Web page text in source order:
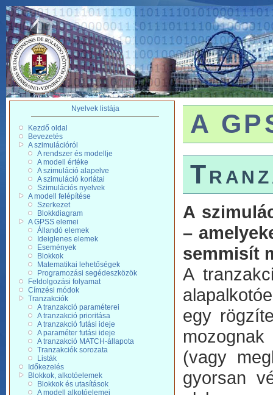
Nyelvek listája
Kezdő oldal
Bevezetés
A szimulációról
A rendszer és modellje
A modell értéke
A szimuláció alapelve
A szimuláció korlátai
Szimulációs nyelvek
A modell felépítése
Szerkezet
Blokkdiagram
A GPSS elemei
Állandó elemek
Ideiglenes elemek
Események
Blokkok
Matematikai lehetőségek
Programozási segédeszközök
Feldolgozási folyamat
Címzési módok
Tranzakciók
A tranzakció paraméterei
A tranzakció prioritása
A tranzakció futási ideje
A paraméter futási ideje
A tranzakció MATCH-állapota
Tranzakciók sorozata
Listák
Időkezelés
Blokkok, alkotóelemek
Blokkok és utasítások
A modell alkotóelemei
A
A
–
semmisít
A
egy
(vagy
gyorsan